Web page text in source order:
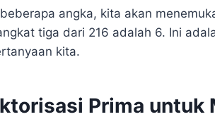
angka, kita akan
tiga dari 216 adalah 6. Ini
kita.
Prima untuk